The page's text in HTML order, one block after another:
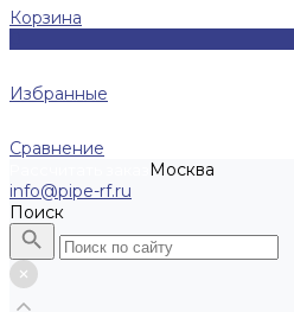
Корзина
Избранные
Сравнение
Москва
info@pipe-rf.ru
Поиск